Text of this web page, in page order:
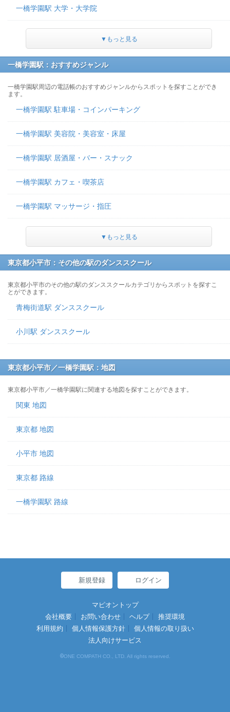
一橋学園駅 大学・大学院
▼もっと見る
一橋学園駅：おすすめジャンル
一橋学園駅周辺の電話帳のおすすめジャンルからスポットを探すことができ
ます。
一橋学園駅 駐車場・コインパーキング
一橋学園駅 美容院・美容室・床屋
一橋学園駅 居酒屋・バー・スナック
一橋学園駅 カフェ・喫茶店
一橋学園駅 マッサージ・指圧
▼もっと見る
東京都小平市：その他の駅のダンススクール
東京都小平市のその他の駅のダンススクールカテゴリからスポットを探すこ
とができます。
青梅街道駅 ダンススクール
小川駅 ダンススクール
東京都小平市／一橋学園駅：地図
東京都小平市／一橋学園駅に関連する地図を探すことができます。
関東 地図
東京都 地図
小平市 地図
東京都 路線
一橋学園駅 路線
新規登録 ログイン
マピオントップ
会社概要
お問い合わせ ヘルプ
推奨環境
利用規約
個人情報保護方針
個人情報の取り扱い
法人向けサービス
©ONE COMPATH CO., LTD. All rights reserved.